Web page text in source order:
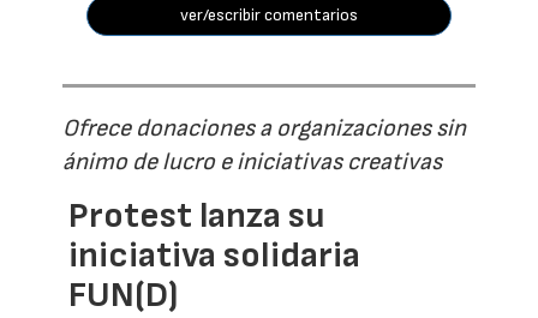
ver/escribir comentarios
Ofrece donaciones a organizaciones sin
ánimo de lucro e iniciativas creativas
Protest lanza su
iniciativa solidaria
FUN(D)